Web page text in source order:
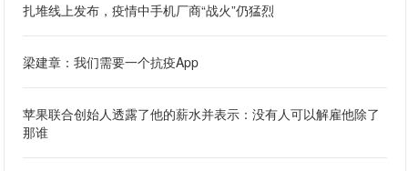
扎堆线上发布，疫情中手机厂商“战火”仍猛烈
梁建章：我们需要一个抗疫App
苹果联合创始人透露了他的薪水并表示：没有人可以解雇他除了
那谁